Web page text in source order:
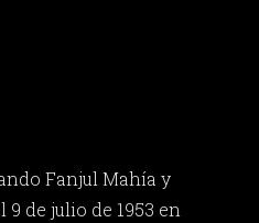
Fanjul Mahía y
9 de julio de 1953 en